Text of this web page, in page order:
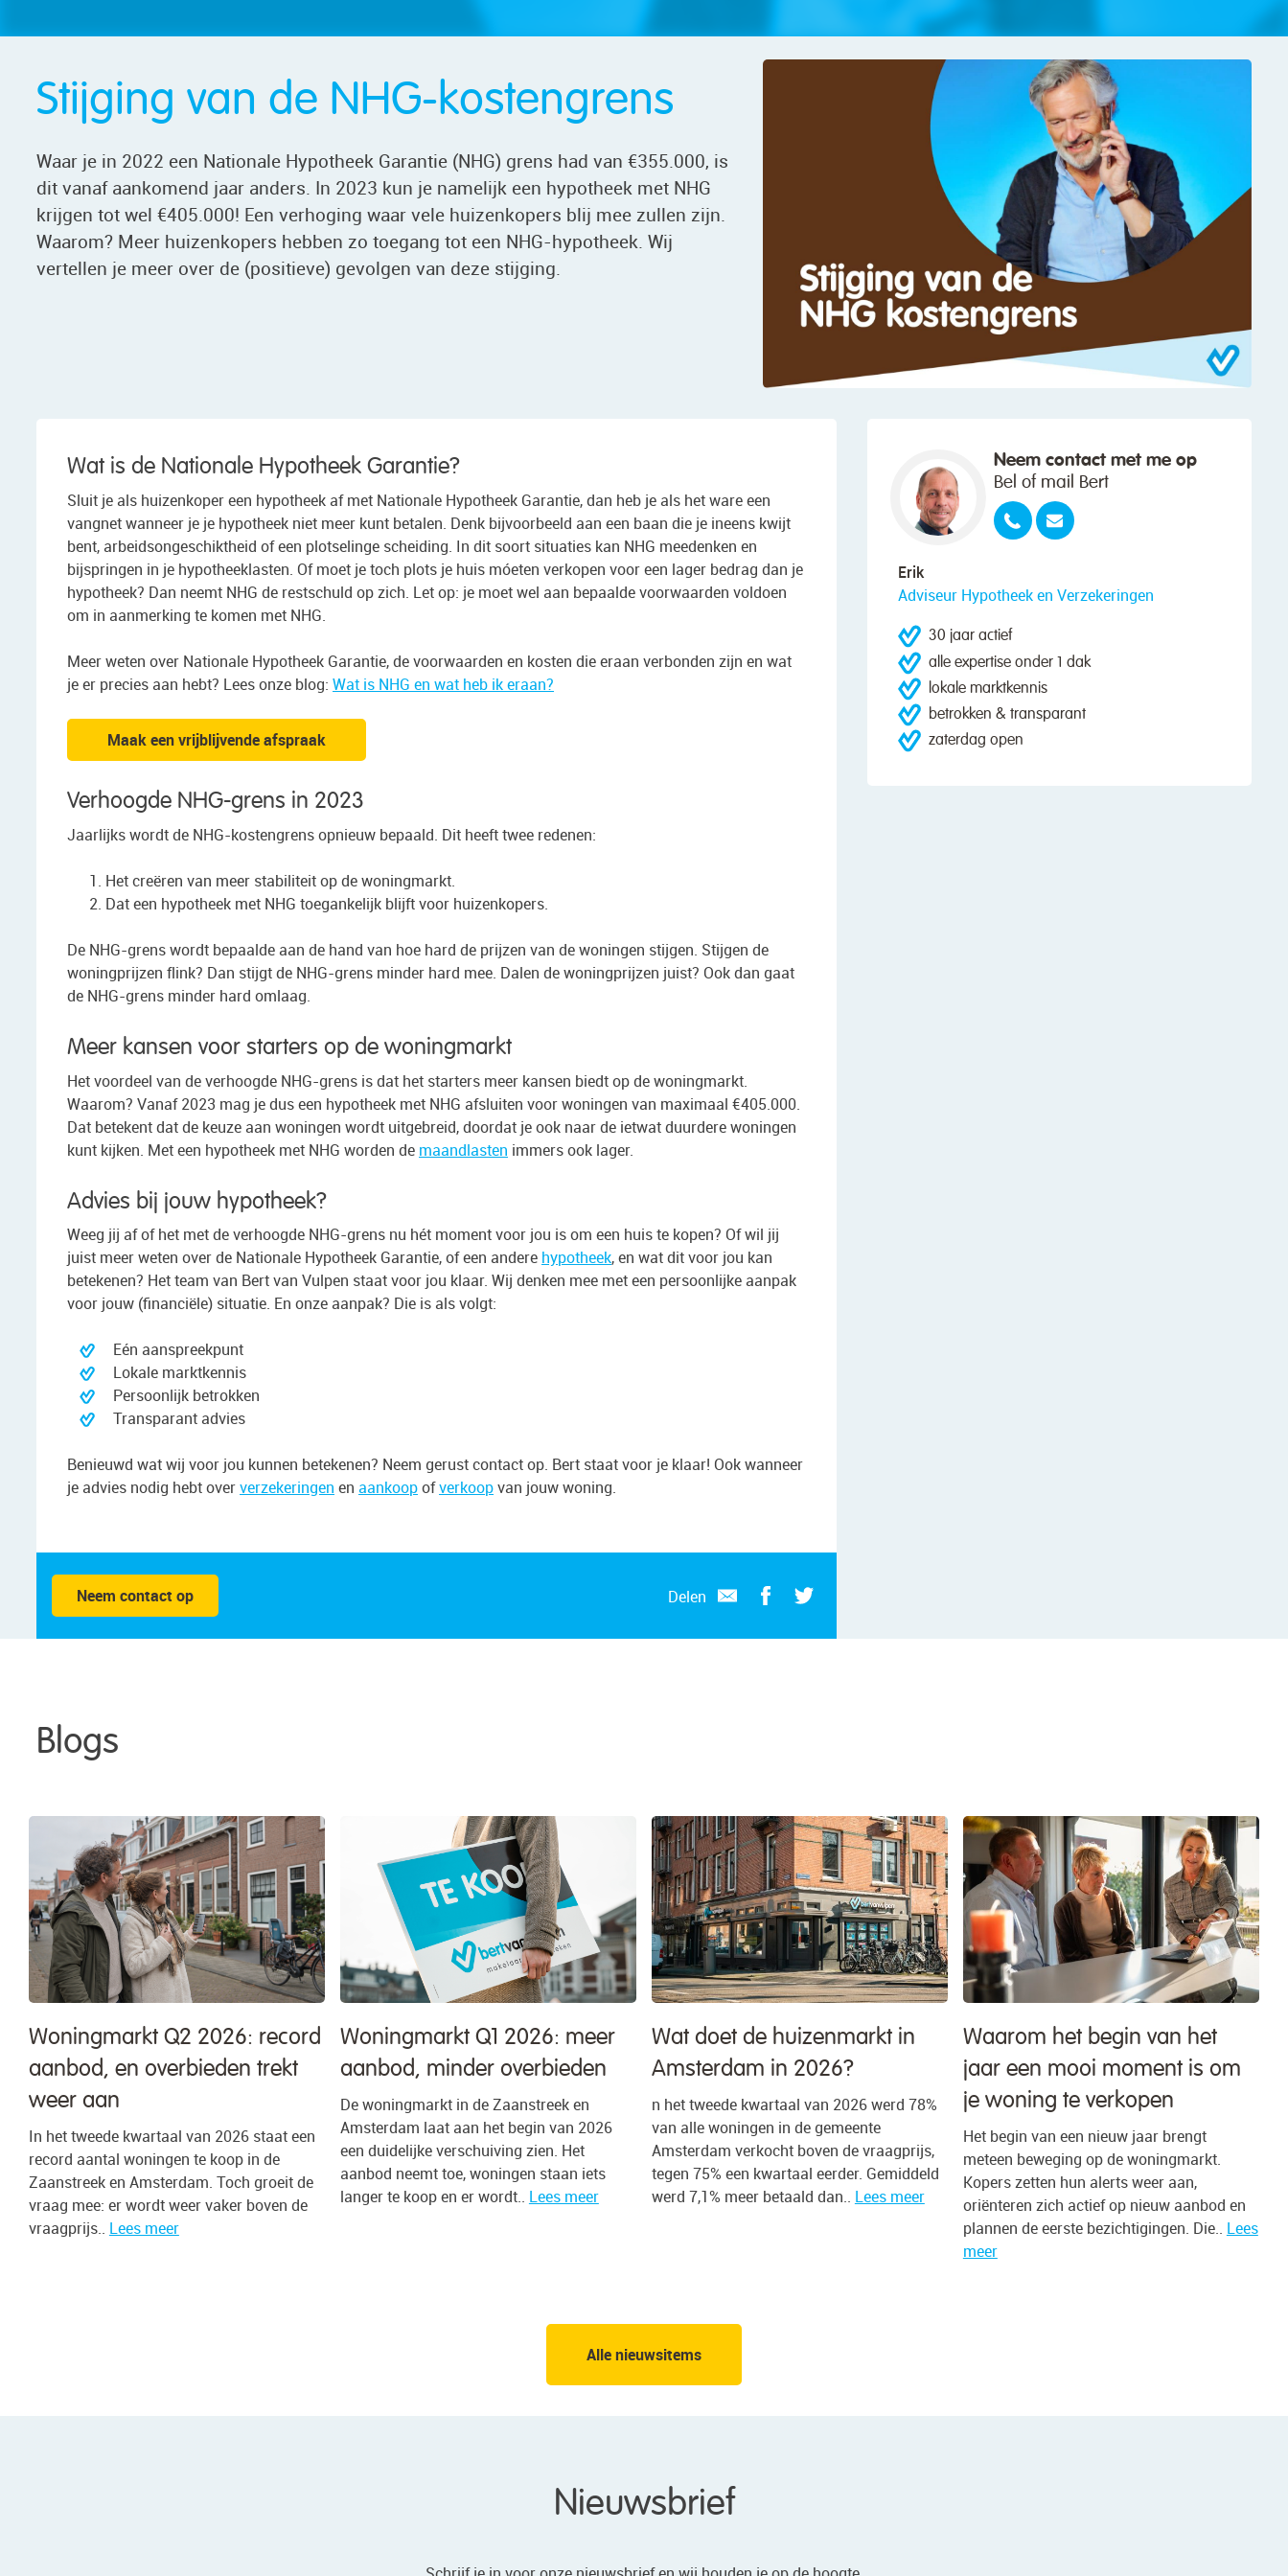
Stijging van de NHG-kostengrens
Waar je in 2022 een Nationale Hypotheek Garantie (NHG) grens had van €355.000, is
dit vanaf aankomend jaar anders. In 2023 kun je namelijk een hypotheek met NHG
krijgen tot wel €405.000! Een verhoging waar vele huizenkopers blij mee zullen zijn.
Waarom? Meer huizenkopers hebben zo toegang tot een NHG-hypotheek. Wij
vertellen je meer over de (positieve) gevolgen van deze stijging.
Wat is de Nationale Hypotheek Garantie?
Sluit je als huizenkoper een hypotheek af met Nationale Hypotheek Garantie, dan heb je als het ware een
vangnet wanneer je je hypotheek niet meer kunt betalen. Denk bijvoorbeeld aan een baan die je ineens kwijt
bent, arbeidsongeschiktheid of een plotselinge scheiding. In dit soort situaties kan NHG meedenken en
bijspringen in je hypotheeklasten. Of moet je toch plots je huis móeten verkopen voor een lager bedrag dan je
hypotheek? Dan neemt NHG de restschuld op zich. Let op: je moet wel aan bepaalde voorwaarden voldoen
om in aanmerking te komen met NHG.
Meer weten over Nationale Hypotheek Garantie, de voorwaarden en kosten die eraan verbonden zijn en wat
je er precies aan hebt? Lees onze blog: Wat is NHG en wat heb ik eraan?
Maak een vrijblijvende afspraak
Verhoogde NHG-grens in 2023
Jaarlijks wordt de NHG-kostengrens opnieuw bepaald. Dit heeft twee redenen:
Het creëren van meer stabiliteit op de woningmarkt.
Dat een hypotheek met NHG toegankelijk blijft voor huizenkopers.
De NHG-grens wordt bepaalde aan de hand van hoe hard de prijzen van de woningen stijgen. Stijgen de
woningprijzen flink? Dan stijgt de NHG-grens minder hard mee. Dalen de woningprijzen juist? Ook dan gaat
de NHG-grens minder hard omlaag.
Meer kansen voor starters op de woningmarkt
Het voordeel van de verhoogde NHG-grens is dat het starters meer kansen biedt op de woningmarkt.
Waarom? Vanaf 2023 mag je dus een hypotheek met NHG afsluiten voor woningen van maximaal €405.000.
Dat betekent dat de keuze aan woningen wordt uitgebreid, doordat je ook naar de ietwat duurdere woningen
kunt kijken. Met een hypotheek met NHG worden de maandlasten immers ook lager.
Advies bij jouw hypotheek?
Weeg jij af of het met de verhoogde NHG-grens nu hét moment voor jou is om een huis te kopen? Of wil jij
juist meer weten over de Nationale Hypotheek Garantie, of een andere hypotheek, en wat dit voor jou kan
betekenen? Het team van Bert van Vulpen staat voor jou klaar. Wij denken mee met een persoonlijke aanpak
voor jouw (financiële) situatie. En onze aanpak? Die is als volgt:
Eén aanspreekpunt
Lokale marktkennis
Persoonlijk betrokken
Transparant advies
Benieuwd wat wij voor jou kunnen betekenen? Neem gerust contact op. Bert staat voor je klaar! Ook wanneer
je advies nodig hebt oververzekeringen en aankoopofverkoopvan jouw woning.
Neem contact op Delen
Neem contact met me op
Bel of mail Bert
Erik
Adviseur Hypotheek en Verzekeringen
30 jaar actief
alle expertise onder 1 dak
lokale marktkennis
betrokken & transparant
zaterdag open
Blogs
Woningmarkt Q2 2026: record
aanbod, en overbieden trekt
weer aan
In het tweede kwartaal van 2026 staat een
record aantal woningen te koop in de
Zaanstreek en Amsterdam. Toch groeit de
vraag mee: er wordt weer vaker boven de
vraagprijs.. Lees meer
Woningmarkt Q1 2026: meer
aanbod, minder overbieden
De woningmarkt in de Zaanstreek en
Amsterdam laat aan het begin van 2026
een duidelijke verschuiving zien. Het
aanbod neemt toe, woningen staan iets
langer te koop en er wordt.. Lees meer
Wat doet de huizenmarkt in
Amsterdam in 2026?
n het tweede kwartaal van 2026 werd 78%
van alle woningen in de gemeente
Amsterdam verkocht boven de vraagprijs,
tegen 75% een kwartaal eerder. Gemiddeld
werd 7,1% meer betaald dan.. Lees meer
Waarom het begin van het
jaar een mooi moment is om
je woning te verkopen
Het begin van een nieuw jaar brengt
meteen beweging op de woningmarkt.
Kopers zetten hun alerts weer aan,
oriënteren zich actief op nieuw aanbod en
plannen de eerste bezichtigingen. Die.. Lees
meer
Alle nieuwsitems
Nieuwsbrief